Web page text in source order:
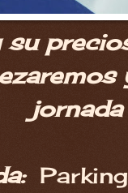
su
jornada